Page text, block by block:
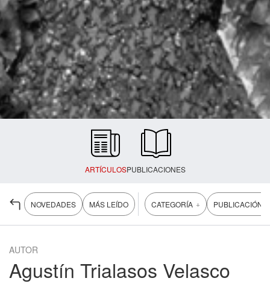
ARTÍCULOSPUBLICACIONES
NOVEDADES MÁS LEÍDO CATEGORÍA + PUBLICACIÓN
AUTOR
Agustín Trialasos Velasco